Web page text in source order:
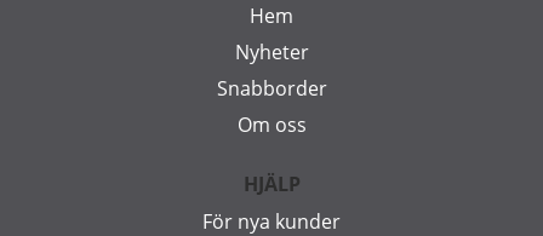
Hem
Nyheter
Snabborder
Om oss
HJÄLP
För nya kunder